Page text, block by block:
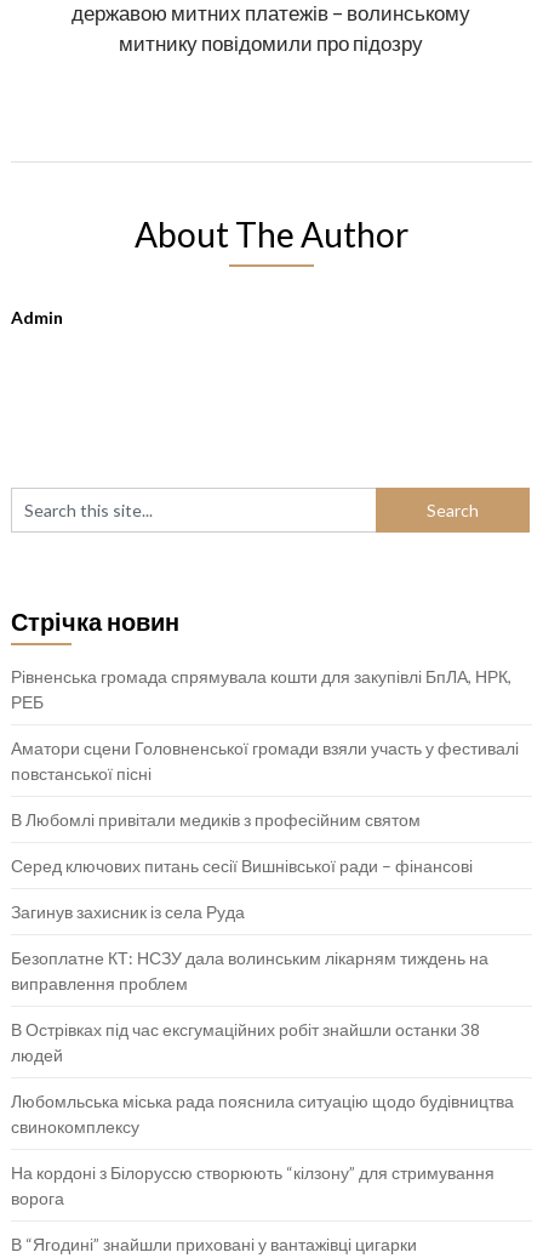
державою митних платежів – волинському
митнику повідомили про підозру
About The Author
Admin
Стрічка новин
Рівненська громада спрямувала кошти для закупівлі БпЛА, НРК,
РЕБ
Аматори сцени Головненської громади взяли участь у фестивалі
повстанської пісні
В Любомлі привітали медиків з професійним святом
Серед ключових питань сесії Вишнівської ради – фінансові
Загинув захисник із села Руда
Безоплатне КТ: НСЗУ дала волинським лікарням тиждень на
виправлення проблем
В Острівках під час ексгумаційних робіт знайшли останки 38
людей
Любомльська міська рада пояснила ситуацію щодо будівництва
свинокомплексу
На кордоні з Білоруссю створюють “кілзону” для стримування
ворога
В “Ягодині” знайшли приховані у вантажівці цигарки